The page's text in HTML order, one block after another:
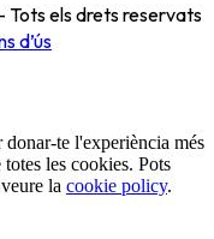
els drets reservats
d’ús
te l'experiència més
les cookies. Pots
la cookie policy.